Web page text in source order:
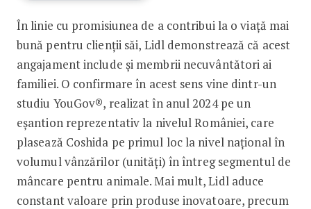
Brandul Coshida de la Lidl este pe
În linie cu promisiunea de a contribui la o viață mai
bună pentru clienții săi, Lidl demonstrează că acest
angajament include și membrii necuvântători ai
familiei. O confirmare în acest sens vine dintr-un
studiu YouGov®, realizat în anul 2024 pe un
eșantion reprezentativ la nivelul României, care
plasează Coshida pe primul loc la nivel național în
volumul vânzărilor (unități) în întreg segmentul de
mâncare pentru animale. Mai mult, Lidl aduce
constant valoare prin produse inovatoare, precum